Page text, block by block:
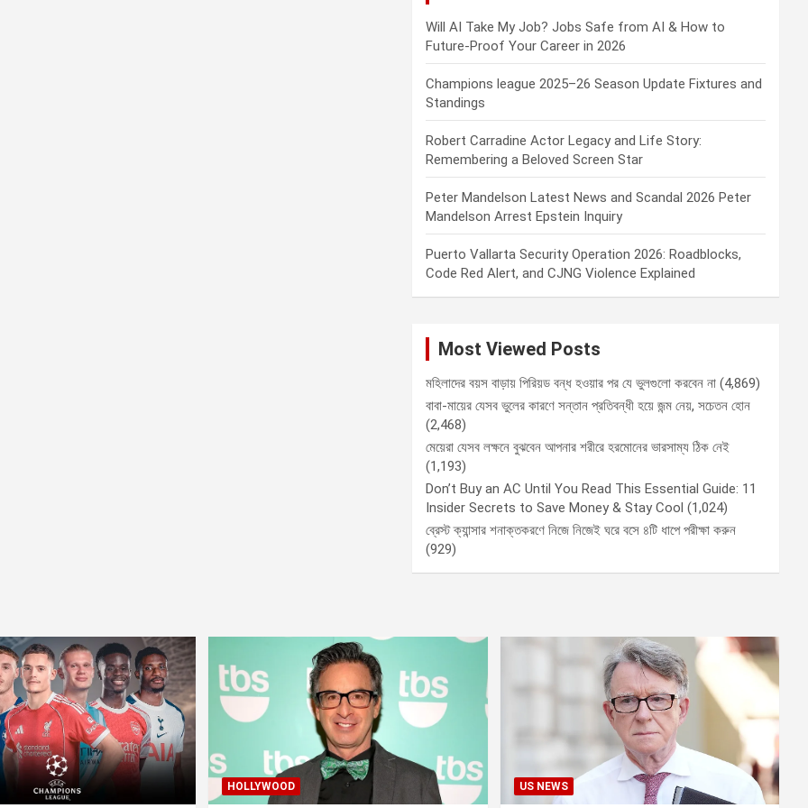
Will AI Take My Job? Jobs Safe from AI & How to
Future-Proof Your Career in 2026
Champions league 2025–26 Season Update Fixtures and
Standings
Robert Carradine Actor Legacy and Life Story:
Remembering a Beloved Screen Star
Peter Mandelson Latest News and Scandal 2026 Peter
Mandelson Arrest Epstein Inquiry
Puerto Vallarta Security Operation 2026: Roadblocks,
Code Red Alert, and CJNG Violence Explained
Most Viewed Posts
মহিলাদের বয়স বাড়ায় পিরিয়ড বন্ধ হওয়ার পর যে ভুলগুলো করবেন না (4,869)
বাবা-মায়ের যেসব ভুলের কারণে সন্তান প্রতিবন্ধী হয়ে জন্ম নেয়, সচেতন হোন
(2,468)
মেয়েরা যেসব লক্ষনে বুঝবেন আপনার শরীরে হরমোনের ভারসাম্য ঠিক নেই
(1,193)
Don’t Buy an AC Until You Read This Essential Guide: 11
Insider Secrets to Save Money & Stay Cool (1,024)
ব্রেস্ট ক্যান্সার শনাক্তকরণে নিজে নিজেই ঘরে বসে ৪টি ধাপে পরীক্ষা করুন
(929)
HOLLYWOOD US NEWS